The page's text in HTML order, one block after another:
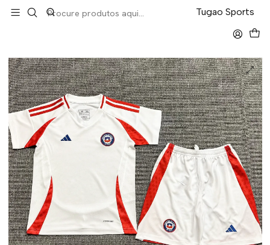
Tugao Sports